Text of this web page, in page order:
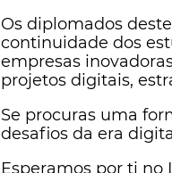
Os diplomados
continuidade dos
empresas
projetos digitais,
Se procuras uma
desafios da era
Esperamos por ti no